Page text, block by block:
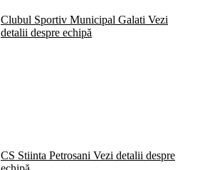
Clubul Sportiv Municipal Galati Vezi
detalii despre echipă
CS Stiinta Petrosani Vezi detalii despre